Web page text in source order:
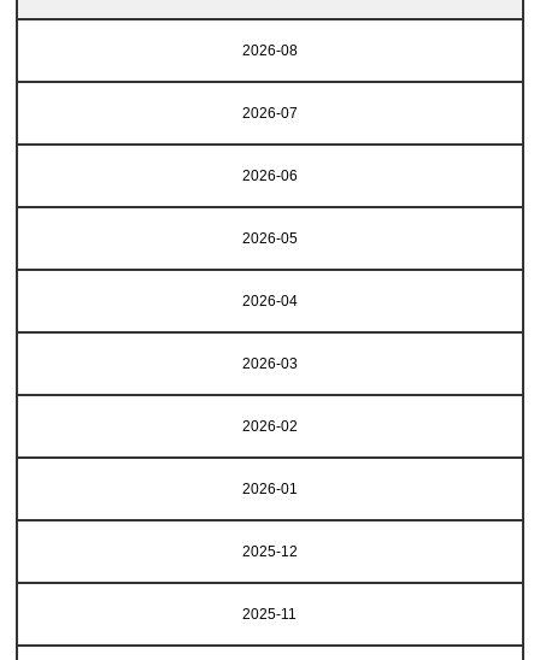
2026-08
2026-07
2026-06
2026-05
2026-04
2026-03
2026-02
2026-01
2025-12
2025-11